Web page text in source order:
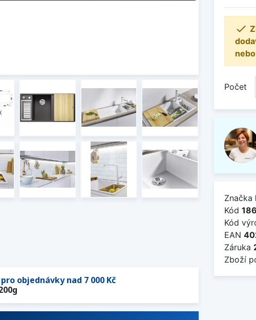
objednávky nad 7 000 Kč

Počet
Značka
Kód
Kód
EAN
Záruka
Zboží